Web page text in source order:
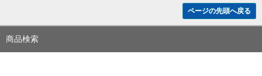
ページの先頭へ戻る
商品検索